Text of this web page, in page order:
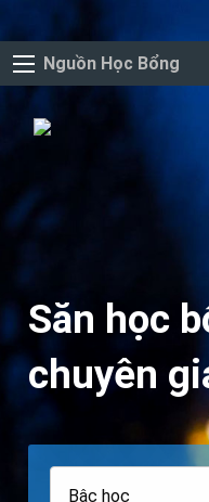
Nguồn Học Bổng
Săn học
chuyên